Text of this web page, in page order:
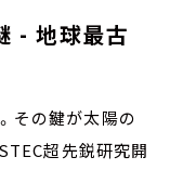
- 地球最古
その鍵が太陽の
超先鋭研究開